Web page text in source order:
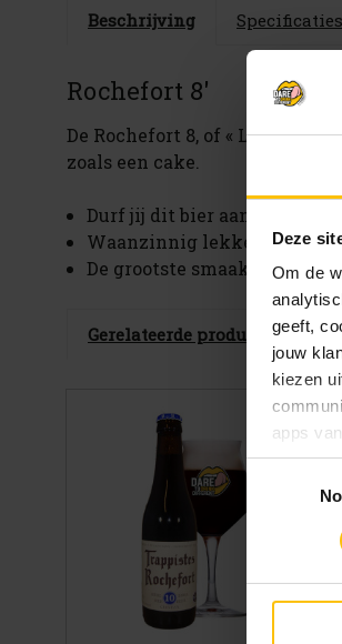
Deze
Om de
geeft,
jouw
kiezen
apps
Vind je
voor
Beschrijving Specificaties
Rochefort 8'
De Rochefort 8, of « La
zoals een cake.
Durf jij dit bier aan?
Waanzinnig lekker bij:
De grootste smaakexplosie
Gerelateerde producten